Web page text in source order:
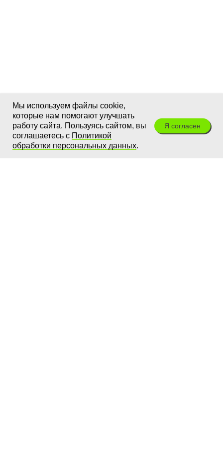
Мы используем файлы cookie,
которые нам помогают улучшать
работу сайта. Пользуясь сайтом, вы
соглашаетесь с Политикой
обработки персональных данных.
Я согласен